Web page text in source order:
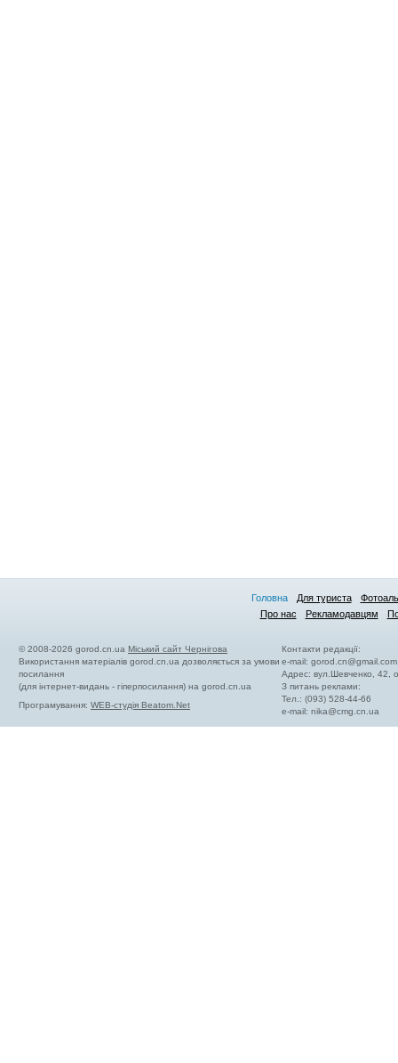
Головна Для туриста
Про нас
Рекламодавцям
© 2008-2026 gorod.cn.ua Міський сайт Чернігова
Використання матеріалів gorod.cn.ua дозволяється за умови
посилання
(для інтернет-видань - гіперпосилання) на gorod.cn.ua
Програмування: WEB-студія Beatom.Net
Контакти редакції:
e-mail:gorod.cn@gmail.com
Адрес: вул.Шевченко, 42,
З питань реклами:
Тел.: (093) 528-44-66
e-mail:nika@cmg.cn.ua